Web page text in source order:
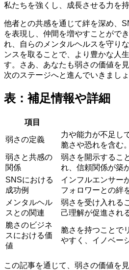
私たちを強くし、成長させる力を持
他者との共感を通じて絆を深め、
を表現し、仲間を増やすことがで
れ、自らのメンタルヘルスを守り
ンスを取ることで、より豊かな人
す。さあ、あなたも弱さの価値を
次のステージへと進んでいきましょ
表：補足情報や詳細
項目
弱さの定義
力や能力が不足し
脆さや恐れを含む。
弱さと共感の
関係
弱さを開示するこ
れ、信頼関係が築
SNSにおける
成功例
インフルエンサー
フォロワーとの絆
メンタルヘル
スとの関連
弱さを受け入れる
己理解が促進され
脆さのビジネ
スにおける価
値
脆さを持つことで
やすく、イノベー
この記事を通じて、弱さの価値を